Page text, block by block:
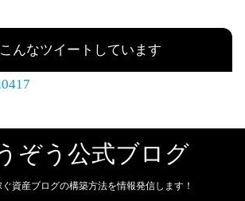
んなツイートしています
ぞう公式ブログ
資産ブログの構築方法を情報発信します！